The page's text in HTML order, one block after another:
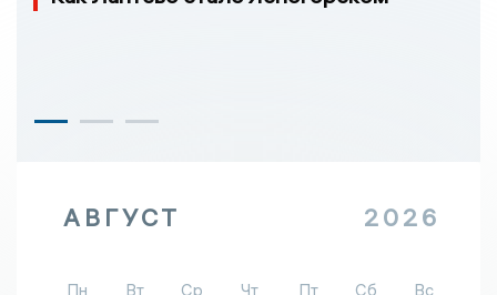
АВГУСТ 2026
Пн Вт Ср Чт Пт Сб
Вс